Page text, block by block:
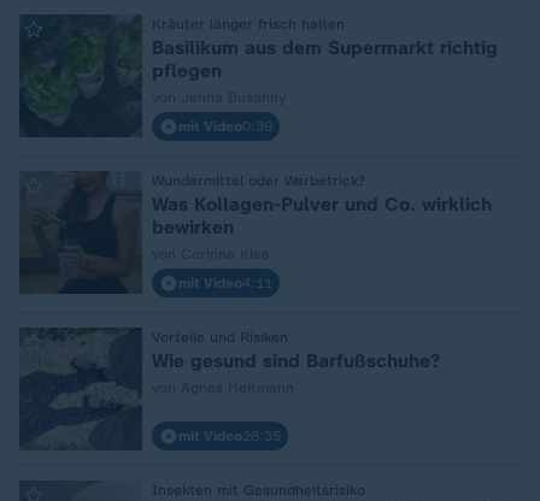
Kräuter länger frisch halten
:
Basilikum aus dem Supermarkt richtig
pflegen
mit Video0:39
Wundermittel oder Werbetrick?
Was Kollagen-Pulver und Co. wirklich
bewirken
mit Video4:11
Vorteile und Risiken
:
Wie gesund sind Barfußschuhe?
mit Video28:35
Insekten mit Gesundheitsrisiko